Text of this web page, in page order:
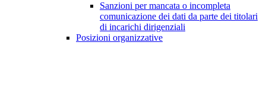
Sanzioni per mancata o incompleta
comunicazione dei dati da parte dei titolari
di incarichi dirigenziali
Posizioni organizzative